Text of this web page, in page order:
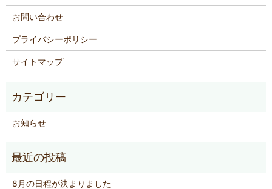
お問い合わせ
プライバシーポリシー
サイトマップ
お知らせ
8月の日程が決まりました